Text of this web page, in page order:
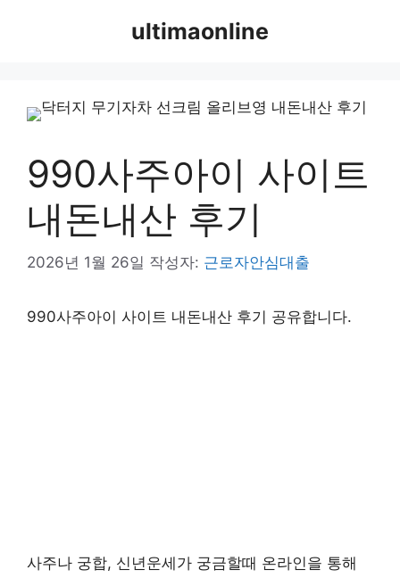
ultimaonline
990사주아이 사이트
내돈내산 후기
2026년 1월 26일 작성자: 근로자안심대출
990사주아이 사이트 내돈내산 후기 공유합니다.
사주나 궁합, 신년운세가 궁금할때 온라인을 통해